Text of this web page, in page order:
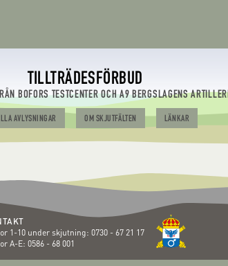
TILLTRÄDESFÖRBUD
BOFORS TESTCENTER OCH A9 BERGSLAGENS
AVLYSNINGAR OM SKJUTFÄLTEN LÄNKAR
1-10 under skjutning: 0730 - 67 21 17
A-E: 0586 - 68 001